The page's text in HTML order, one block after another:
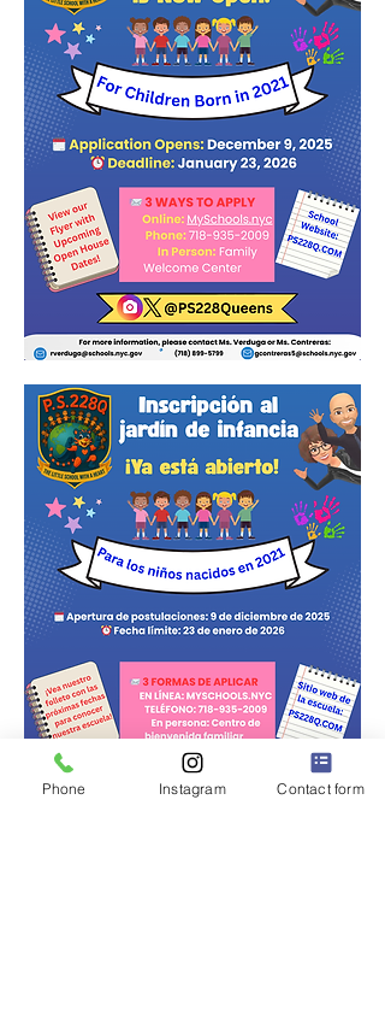
Phone Instagram Contact form